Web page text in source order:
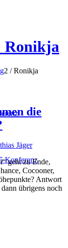
Konferenz
Ronikja
2 / Ronikja
die
Jäger
geht zu Ende,
Cocooner,
Antwort
übrigens noch